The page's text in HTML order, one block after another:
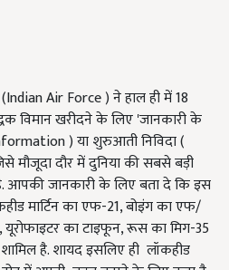
Indian Air Force )ने हाल ही में18
विमान खरीदने के लिए'जानकारी के
)या शुरुआती निविदा (
मौजूदा दौर में दुनिया की सबसे बड़ी
आपकी जानकारी के लिए बता दे कि इस
मार्टिन का एफ-21,बोइंग का एफ/
,यूरोफाइटर का टाइफून,रूस का मिग-35
है. शायद इसलिए ही लॉकहीड